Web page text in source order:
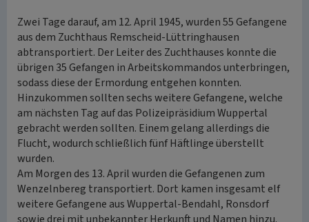
Zwei Tage darauf, am 12. April 1945, wurden 55 Gefangene
aus dem Zuchthaus Remscheid-Lüttringhausen
abtransportiert. Der Leiter des Zuchthauses konnte die
übrigen 35 Gefangen in Arbeitskommandos unterbringen,
sodass diese der Ermordung entgehen konnten.
Hinzukommen sollten sechs weitere Gefangene, welche
am nächsten Tag auf das Polizeipräsidium Wuppertal
gebracht werden sollten. Einem gelang allerdings die
Flucht, wodurch schließlich fünf Häftlinge überstellt
wurden.
Am Morgen des 13. April wurden die Gefangenen zum
Wenzelnbereg transportiert. Dort kamen insgesamt elf
weitere Gefangene aus Wuppertal-Bendahl, Ronsdorf